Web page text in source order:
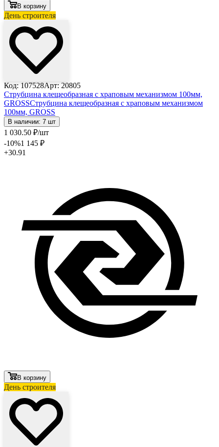
В корзину
День строителя
Код: 107528Арт: 20805
Струбцина клещеобразная с храповым механизмом 100мм,
GROSSСтрубцина клещеобразная с храповым механизмом
100мм, GROSS
В наличии: 7 шт
1 030.50 ₽/шт
-10%1 145 ₽
+30.91
В корзину
День строителя